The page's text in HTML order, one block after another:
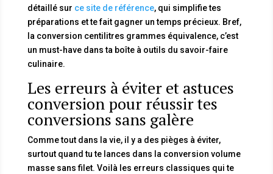
détaillé sur ce site de référence, qui simplifie tes
préparations et te fait gagner un temps précieux. Bref,
la conversion centilitres grammes équivalence, c’est
un must-have dans ta boîte à outils du savoir-faire
culinaire.
Les erreurs à éviter et astuces
conversion pour réussir tes
conversions sans galère
Comme tout dans la vie, il y a des pièges à éviter,
surtout quand tu te lances dans la conversion volume
masse sans filet. Voilà les erreurs classiques qui te